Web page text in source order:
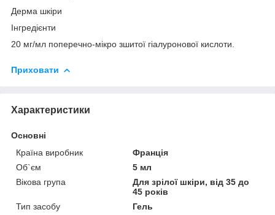
Дерма шкіри
Інгредієнти
20 мг/мл поперечно-мікро зшитої гіалуронової кислоти.
Приховати
Характеристики
Основні
Країна виробник
Франція
Об`єм
5 мл
Вікова група
Для зрілої шкіри, від 35 до
45 років
Тип засобу
Гель